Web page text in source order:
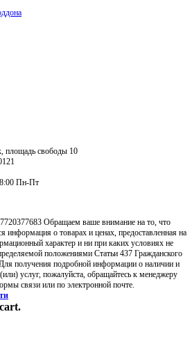
площадь свободы 10
Пн-Пт
Обращаем ваше внимание на то, что
информация о товарах и ценах, предоставленная на
характер и ни при каких условиях не
положениями Статьи 437 Гражданского
получения подробной информации о наличии и
услуг, пожалуйста, обращайтесь к менеджеру
связи или по электронной почте.